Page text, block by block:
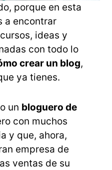
porque en esta
a encontrar
ideas y
con todo lo
crear un blog,
ya tienes.
un bloguero de
con muchos
y que, ahora,
empresa de
ventas de su